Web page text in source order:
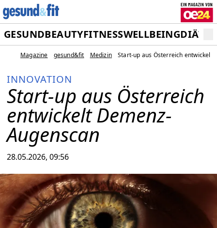
GESUNDBEAUTYFITNESSWELLBEINGDIÄT
Magazine gesund&fit Medizin Start-up aus Österreich entwickelt
INNOVATION
Start-up aus Österreich
entwickelt Demenz-
Augenscan
28.05.2026, 09:56